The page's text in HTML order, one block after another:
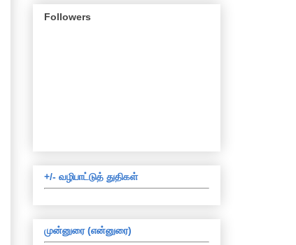
Followers
+/- வழிபாட்டுத் துதிகள்
முன்னுரை (என்னுரை)